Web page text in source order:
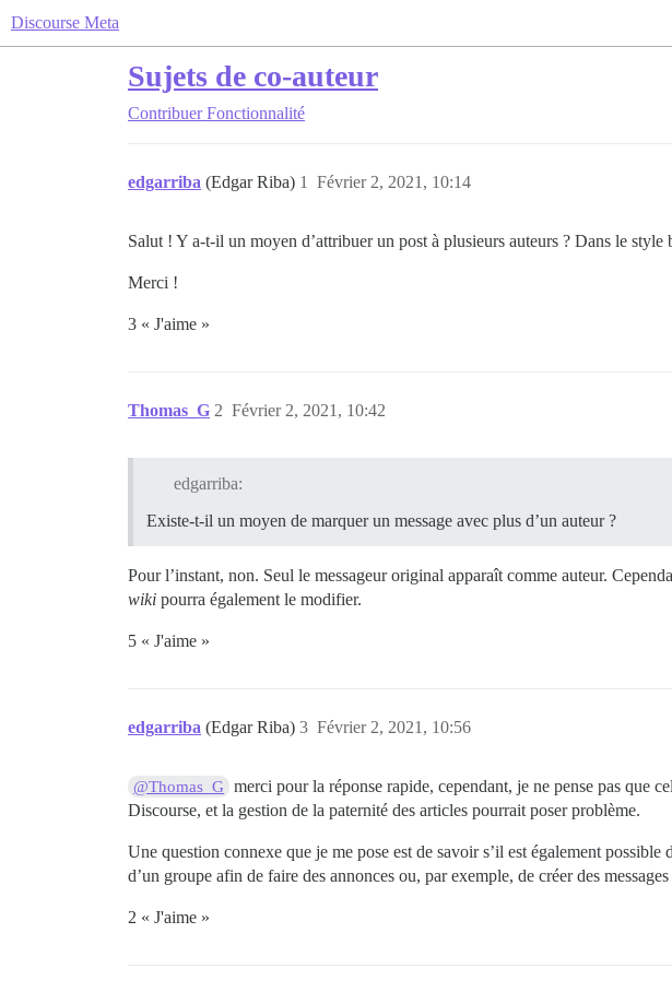
Discourse Meta
Sujets de co-auteur
Contribuer Fonctionnalité
edgarriba (Edgar Riba) Février 2, 2021, 10:14
1
Salut ! Y a-t-il un moyen d’attribuer un post à plusieurs auteurs ? Dans le
Merci !
3 « J'aime »
Thomas_G Février 2, 2021, 10:42
2
edgarriba:
Existe-t-il un moyen de marquer un message avec plus d’un auteur ?
Pour l’instant, non. Seul le messageur original apparaît comme auteur.
wiki pourra également le modifier.
5 « J'aime »
edgarriba (Edgar Riba) Février 2, 2021, 10:56
3
@Thomas_G
merci pour la réponse rapide, cependant, je ne pense pas que
Discourse, et la gestion de la paternité des articles pourrait poser problème.
Une question connexe que je me pose est de savoir s’il est également
d’un groupe afin de faire des annonces ou, par exemple, de créer des
2 « J'aime »